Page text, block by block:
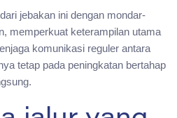
jebakan ini dengan mondar-
memperkuat keterampilan utama
komunikasi reguler antara
tetap pada peningkatan bertahap